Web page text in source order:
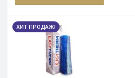
ХИТ ПРОДАЖ!